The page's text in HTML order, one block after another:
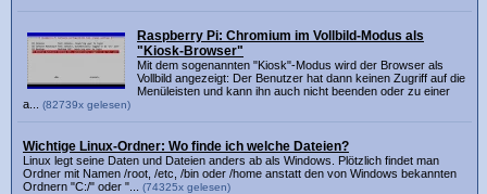
Raspberry Pi: Chromium im Vollbild-Modus als
"Kiosk-Browser"
Mit dem sogenannten "Kiosk"-Modus wird der Browser als
Vollbild angezeigt: Der Benutzer hat dann keinen Zugriff auf die
Menüleisten und kann ihn auch nicht beenden oder zu einer
a... (82739x gelesen)
Wichtige Linux-Ordner: Wo finde ich welche Dateien?
Linux legt seine Daten und Dateien anders ab als Windows. Plötzlich findet man
Ordner mit Namen /root, /etc, /bin oder /home anstatt den von Windows bekannten
Ordnern "C:/" oder "... (74325x gelesen)